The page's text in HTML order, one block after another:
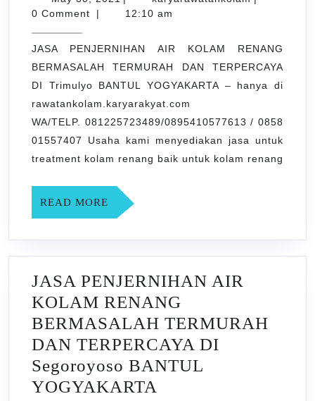
AIR
RENANG
BERMASALAH
TERMURAH
DAN
TERPERCAYA
DI
30,
0 Comment
| 12:10 am
JASA PENJERNIHAN AIR KOLAM RENANG
BERMASALAH TERMURAH DAN TERPERCAYA
DI Trimulyo BANTUL YOGYAKARTA – hanya di
rawatankolam.karyarakyat.com
WA/TELP. 081225723489/0895410577613 / 0858
01557407 Usaha kami menyediakan jasa untuk
treatment kolam renang baik untuk kolam renang
READ MORE READ
MORE
JASA PENJERNIHAN AIR
KOLAM RENANG
BERMASALAH TERMURAH
DAN TERPERCAYA DI
Segoroyoso BANTUL
YOGYAKARTA